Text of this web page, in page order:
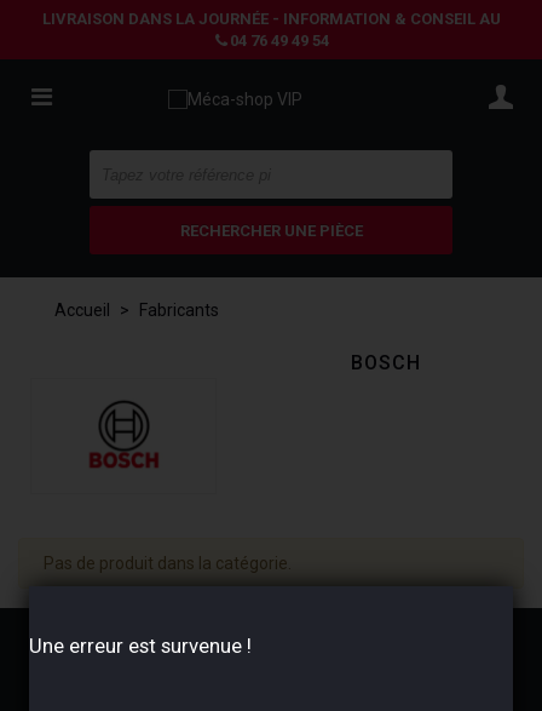
LIVRAISON DANS LA JOURNÉE - INFORMATION & CONSEIL AU
04 76 49 49 54
RECHERCHER UNE PIÈCE
Accueil > Fabricants
BOSCH
Pas de produit dans la catégorie.
Une erreur est survenue !